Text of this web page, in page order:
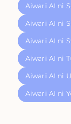
Aiwari AI ni
Aiwari AI ni
Aiwari AI ni
Aiwari AI ni
Aiwari AI ni
Aiwari AI ni